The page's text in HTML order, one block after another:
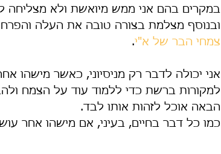
במקרים בהם אני ממש מיואשת ולא מצליחה
ובנוסף מצלמת בצורה טובה את העלה
צמחי הבר של א"י.
אני יכולה לדבר רק מניסיוני, כאשר מישהו
למקורות ברשת כדי ללמוד עוד על הצמח
הבאה אוכל לזהות אותו לבד.
כמו כל דבר בחיים, בעיני, אם מישהו אחר